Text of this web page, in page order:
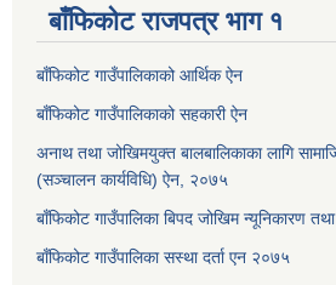
बाँफिकोट राजपत्र भाग १
बाँफिकोट गाउँपालिकाको आर्थिक ऐन
बाँफिकोट गाउँपालिकाको सहकारी ऐन
अनाथ तथा जोखिमयुक्त बालबालिकाका लागि
(सञ्चालन कार्यविधि) ऐन, २०७५
बाँफिकोट गाउँपालिका बिपद जोखिम न्यूनिकारण
बाँफिकोट गाउँपालिका सस्था दर्ता एन २०७५